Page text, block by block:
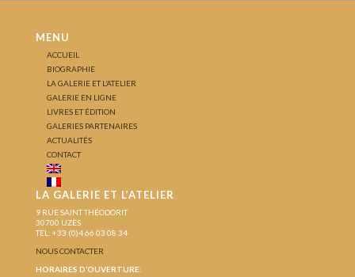
MENU
ACCUEIL
BIOGRAPHIE
LA GALERIE ET L’ATELIER
GALERIE EN LIGNE
LIVRES ET ÉDITION
GALERIES PARTENAIRES
ACTUALITÉS
CONTACT
LA GALERIE ET L’ATELIER
9 RUE SAINT THÉODORIT
30700 UZÈS
TEL: +33 (0)4 66 03 08 34
NOUS CONTACTER
HORAIRES D’OUVERTURE: